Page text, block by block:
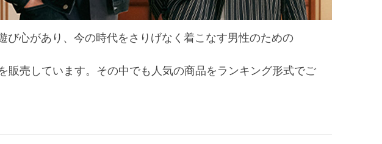
び心があり、今の時代をさりげなく着こなす男性のための
販売しています。その中でも人気の商品をランキング形式でご